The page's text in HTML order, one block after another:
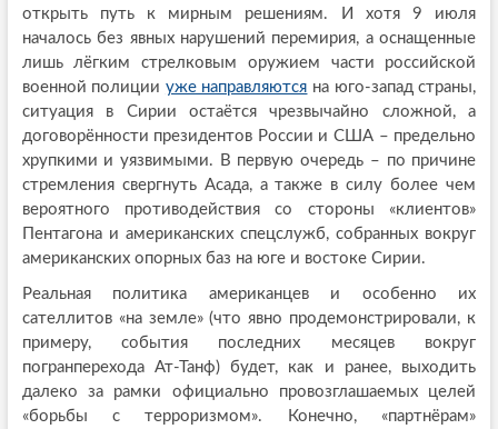
открыть путь к мирным решениям. И хотя 9 июля
началось без явных нарушений перемирия, а оснащенные
лишь лёгким стрелковым оружием части российской
военной полиции уже направляются на юго-запад страны,
ситуация в Сирии остаётся чрезвычайно сложной, а
договорённости президентов России и США – предельно
хрупкими и уязвимыми. В первую очередь – по причине
стремления свергнуть Асада, а также в силу более чем
вероятного противодействия со стороны «клиентов»
Пентагона и американских спецслужб, собранных вокруг
американских опорных баз на юге и востоке Сирии.
Реальная политика американцев и особенно их
сателлитов «на земле» (что явно продемонстрировали, к
примеру, события последних месяцев вокруг
погранперехода Ат-Танф) будет, как и ранее, выходить
далеко за рамки официально провозглашаемых целей
«борьбы с терроризмом». Конечно, «партнёрам»